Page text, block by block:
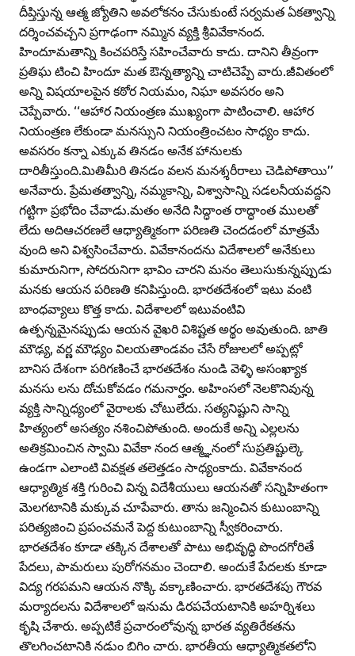
దీప్తిస్తున్న ఆత్మ జ్యోతిని అవలోకనం చేసుకుంటే సర్వమత ఏకత్వాన్ని
దర్శించవచ్చని ప్రగాఢంగా నమ్మిన వ్యక్తి శ్రీవివేకానంద.
హిందూమతాన్ని కించపరిస్తే సహించేవారు కాదు. దానిని తీవ్రంగా
ప్రతిఘ టించి హిందూ మత ఔన్నత్యాన్ని చాటిచెప్పే వారు.జీవితంలో
అన్ని విషయాలపైన కఠోర నియమం, నిఘా అవసరం అని
చెప్పేవారు. ‘‘ఆహార నియంత్రణ ముఖ్యంగా పాటించాలి. ఆహార
నియంత్రణ లేకుండా మనస్సుని నియంత్రించటం సాధ్యం కాదు.
అవసరం కన్నా ఎక్కువ తినడం అనేక హానులకు
దారితీస్తుంది.మితిమీరి తినడం వలన మనశ్శరీరాలు చెడిపోతాయి’’
అనేవారు. ప్రేమతత్వాన్ని, నమ్మకాన్ని, విశ్వాసాన్ని సడలనీయవద్దని
గట్టిగా ప్రభోదిం చేవాడు.మతం అనేది సిద్ధాంత రాద్ధాంత ములతో
లేదు అదిఆచరణలే ఆధ్యాత్మికంగా పరిణతి చెందడంలో మాత్రమే
వుంది అని విశ్వసించేవారు. వివేకానందను విదేశాలలో అనేకులు
కుమారునిగా, సోదరునిగా భావిం చారని మనం తెలుసుకున్నప్పుడు
మనకు ఆయన పరిణతి కనిపిస్తుంది. భారతదేశంలో ఇటు వంటి
బాంధవ్యాలు కొత్త కాదు. విదేశాలలో ఇటువంటివి
ఉత్పన్నమైనప్పుడు ఆయన వైఖరి విశిష్టత అర్థం అవుతుంది. జాతి
మౌఢ్య, వర్ణ మౌఢ్యం విలయతాండవం చేసే రోజులలో అప్పట్లో
బానిస దేశంగా పరిగణించే భారతదేశం నుండి వెళ్ళి అసంఖ్యాక
మనసు లను దోచుకోవడం గమనార్హం. అహింసలో నెలకొనివున్న
వ్యక్తి సాన్నిధ్యంలో వైరాలకు చోటులేదు. సత్యనిష్టుని సాన్ని
హిత్యంలో అసత్యం నశించిపోతుంది. అందుకే అన్ని ఎల్లలను
అతిక్రమించిన స్వామి వివేకా నంద ఆత్మ్ఞనంలో సుప్రతిష్టుల్కె
ఉండగా ఎలాంటి వివక్షత తలెత్తడం సాధ్యంకాదు. వివేకానంద
ఆధ్యాత్మిక శక్తి గురించి విన్న విదేశీయులు ఆయనతో సన్నిహితంగా
మెలగటానికి మక్కువ చూపేవారు. తాను జన్మించిన కుటుంబాన్ని
పరిత్యజించి ప్రపంచమనే పెద్ద కుటుంబాన్ని స్వీకరించారు.
భారతదేశం కూడా తక్కిన దేశాలతో పాటు అభివృద్ధి పొందగోరితే
పేదలు, పామరులు పురోగనమం చెందాలి. అందుకే పేదలకు కూడా
విద్య గరపమని ఆయన నొక్కి వక్కాణించారు. భారతదేశపు గౌరవ
మర్యాదలను విదేశాలలో ఇనుమ డిరపచేయటానికి అహర్నిశలు
కృషి చేశారు. అప్పటికే ప్రచారంలోవున్న భారత వ్యతిరేకతను
తొలగించటానికి నడుం బిగిం చారు. భారతీయ ఆధ్యాత్మికతలోని